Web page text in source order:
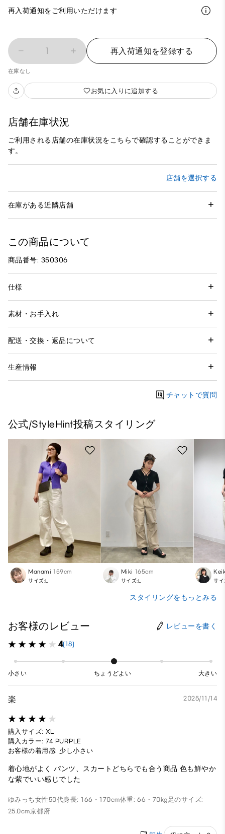
再入荷通知をご利用いただけます
1 再入荷通知を登録する
在庫なし
お気に入りに追加する
店舗在庫状況
ご利用される店舗の在庫状況をこちらで確認することができま
す。
店舗を選択する
在庫がある近隣店舗
この商品について
商品番号: 350306
仕様
素材・お手入れ
配送・交換・返品について
生産情報
チャットで質問
公式/StyleHint投稿スタイリング
Manami 159cm
サイズ:L
Miki 165cm
サイズ:L サ
スタイリングをもっとみる
お客様のレビュー レビューを書く
4(18)
小さい ちょうどよい 大きい
楽 2025/11/14
購入サイズ: XL
購入カラー: 74 PURPLE
お客様の着用感: 少し小さい
着心地がよく パンツ、スカートどちらでも合う商品 色も鮮やか
な紫でいい感じでした
ゆみっち女性50代身長: 166 - 170cm体重: 66 - 70kg足のサイズ:
25.0cm京都府